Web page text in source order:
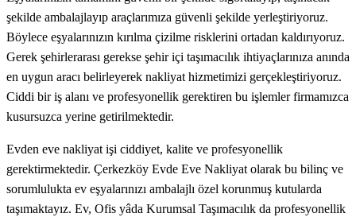
şekilde ambalajlayıp araçlarımıza güvenli şekilde yerleştiriyoruz.
Böylece eşyalarınızın kırılma çizilme risklerini ortadan kaldırıyoruz.
Gerek şehirlerarası gerekse şehir içi taşımacılık ihtiyaçlarınıza anında
en uygun aracı belirleyerek nakliyat hizmetimizi gerçekleştiriyoruz.
Ciddi bir iş alanı ve profesyonellik gerektiren bu işlemler firmamızca
kusursuzca yerine getirilmektedir.
Evden eve nakliyat işi ciddiyet, kalite ve profesyonellik
gerektirmektedir. Çerkezköy Evde Eve Nakliyat olarak bu bilinç ve
sorumlulukta ev eşyalarınızı ambalajlı özel korunmuş kutularda
taşımaktayız. Ev, Ofis yâda Kurumsal Taşımacılık da profesyonellik